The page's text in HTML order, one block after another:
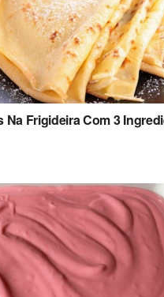
Na Frigideira Com 3